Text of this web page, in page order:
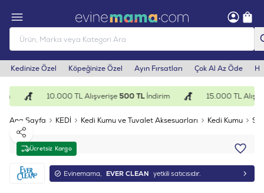
Kedinize Özel Köpeğinize Özel Ayın Fırsatları Çok Al Az Öde
10.000 TL Alışverişe500 TLİndirim 15.000 TL
Ana Sayfa KEDİ Kedi Kumu ve Tuvalet Aksesuarları Kedi Kumu
Ücretsiz Kargo
Paylaş
Evinemama, EVER CLEAN yetkili satıcısıdır.